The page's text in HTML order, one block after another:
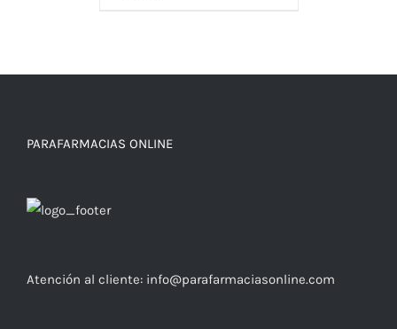
PARAFARMACIAS ONLINE
Atención al cliente: info@parafarmaciasonline.com